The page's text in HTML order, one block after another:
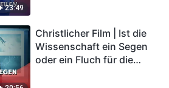
23:49
Christlicher Film | Ist die
Wissenschaft ein Segen
oder ein Fluch für die